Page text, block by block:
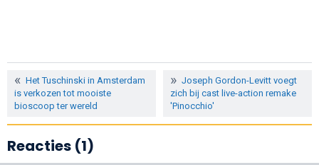
Het Tuschinski in Amsterdam
is verkozen tot mooiste
bioscoop ter wereld
Joseph Gordon-Levitt voegt
zich bij cast live-action remake
'Pinocchio'
Reacties (1)